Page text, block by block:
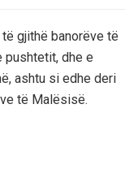
gjithë banorëve të
pushtetit, dhe e
ashtu si edhe deri
të Malësisë.